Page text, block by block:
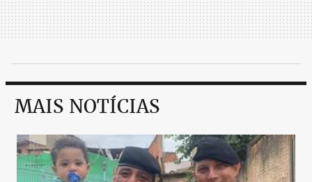
MAIS NOTÍCIAS